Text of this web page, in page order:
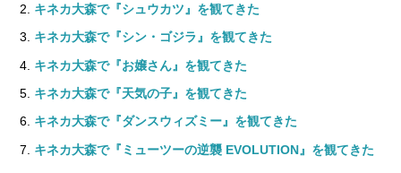
キネカ大森で『シュウカツ』を観てきた
キネカ大森で『シン・ゴジラ』を観てきた
キネカ大森で『お嬢さん』を観てきた
キネカ大森で『天気の子』を観てきた
キネカ大森で『ダンスウィズミー』を観てきた
キネカ大森で『ミューツーの逆襲 EVOLUTION』を観てきた